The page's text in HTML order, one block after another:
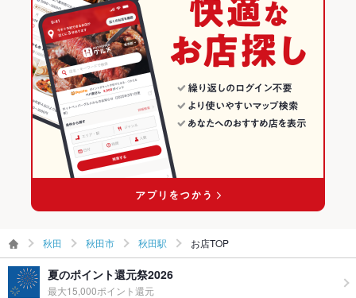
食べ放題 あり
お子様連れ お子様連れ歓迎
ウェディン
グパーティ
ー二次会
－
－
秋田駅のグルメランキング
秋田駅の焼肉・ホルモンランキング
秋田 秋田市 秋田駅 お店TOP
夏のポイント還元祭2026
最大15,000ポイント還元